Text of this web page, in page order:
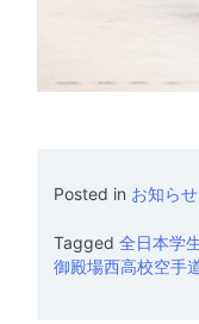
Posted in お知らせ
Tagged 全日本学
御殿場西高校空手